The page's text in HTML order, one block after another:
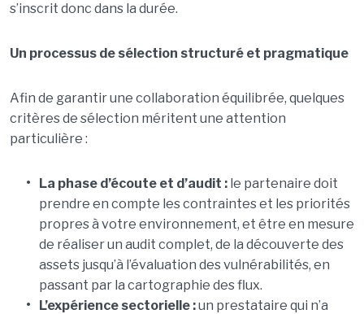
s’inscrit donc dans la durée.
Un processus de sélection structuré et pragmatique
Afin de garantir une collaboration équilibrée, quelques
critères de sélection méritent une attention
particulière :
• La phase d’écoute et d’audit :le partenaire doit
prendre en compte les contraintes et les priorités
propres à votre environnement, et être en mesure
de réaliser un audit complet, de la découverte des
assets jusqu’à l’évaluation des vulnérabilités, en
passant par la cartographie des flux.
•
L’expérience sectorielle :un prestataire qui n’a